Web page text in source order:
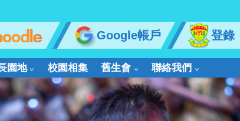
Google帳戶 登錄
園地 校園相集 舊生會 聯絡我們